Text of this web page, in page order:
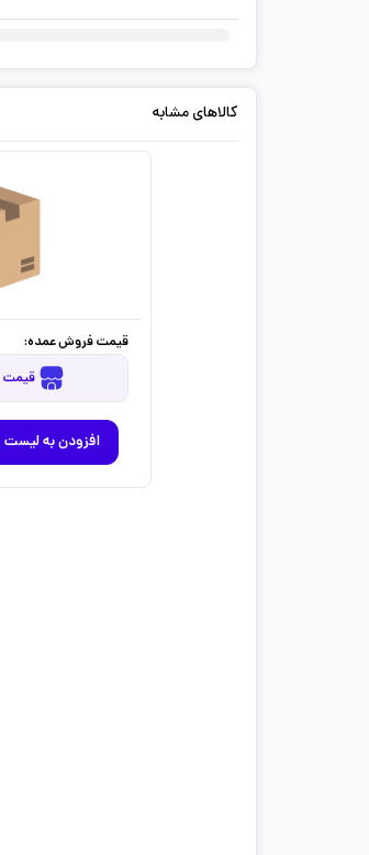
کالاهای مشابه
قیمت فروش عمده:
قیمت تامین‌کنندگان دیگر
افزودن به لیست